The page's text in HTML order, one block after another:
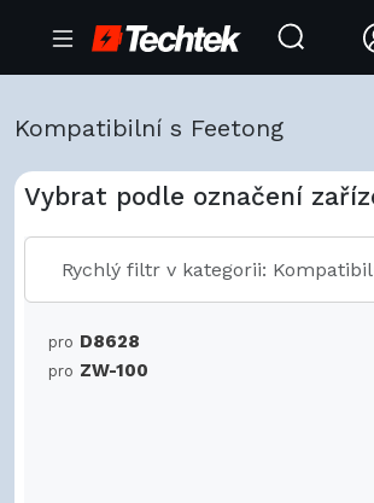
Kompatibilní s Feetong
Vybrat podle označení
pro D8628
pro ZW-100